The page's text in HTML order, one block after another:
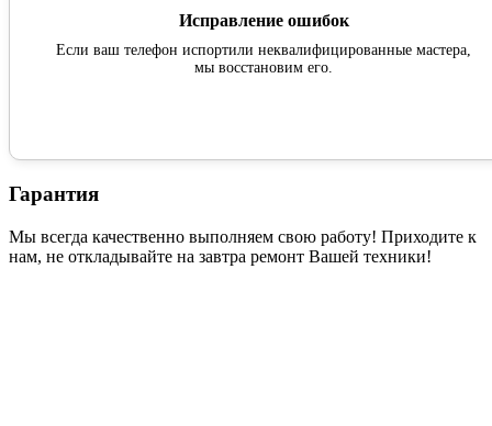
Исправление ошибок
Если ваш телефон испортили неквалифицированные мастера,
мы восстановим его.
Гарантия
Мы всегда качественно выполняем свою работу! Приходите к
нам, не откладывайте на завтра ремонт Вашей техники!